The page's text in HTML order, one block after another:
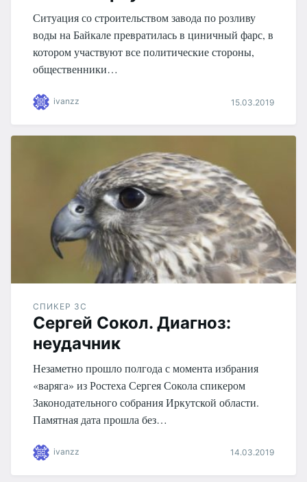
Ситуация со строительством завода по розливу
воды на Байкале превратилась в циничный фарс, в
котором участвуют все политические стороны,
общественники…
ivanzz 15.03.2019
СПИКЕР ЗС
Сергей Сокол. Диагноз:
неудачник
Незаметно прошло полгода с момента избрания
«варяга» из Ростеха Сергея Сокола спикером
Законодательного собрания Иркутской области.
Памятная дата прошла без…
ivanzz 14.03.2019